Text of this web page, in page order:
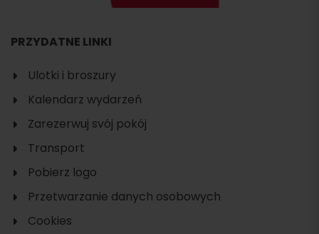
PRZYDATNE LINKI
Ulotki i broszury
Kalendarz wydarzeń
Zarezerwuj svój pokój
Transport
Pobierz logo
Przetwarzanie danych osobowych
Cookies